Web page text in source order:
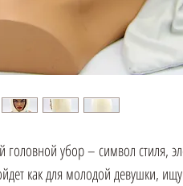
головной убор – символ стиля,
как для молодой девушки,